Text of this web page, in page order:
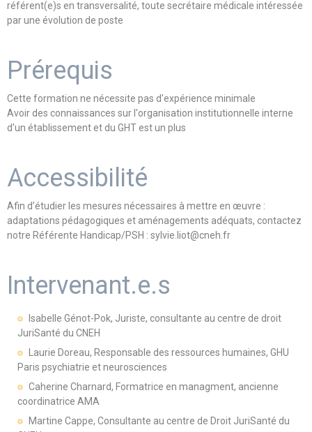
référent(e)s en transversalité, toute secrétaire médicale intéressée
par une évolution de poste
Prérequis
Cette formation ne nécessite pas d'expérience minimale
Avoir des connaissances sur l'organisation institutionnelle interne
d'un établissement et du GHT est un plus
Accessibilité
Afin d’étudier les mesures nécessaires à mettre en œuvre :
adaptations pédagogiques et aménagements adéquats, contactez
notre Référente Handicap/PSH : sylvie.liot@cneh.fr
Intervenant.e.s
Isabelle Génot-Pok, Juriste, consultante au centre de droit
JuriSanté du CNEH
Laurie Doreau, Responsable des ressources humaines, GHU
Paris psychiatrie et neurosciences
Caherine Charnard, Formatrice en managment, ancienne
coordinatrice AMA
Martine Cappe, Consultante au centre de Droit JuriSanté du